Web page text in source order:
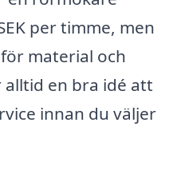
per timme, men
material och
en bra idé att
innan du väljer